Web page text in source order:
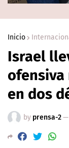
Inicio
Israel
en dos
by prensa-2—